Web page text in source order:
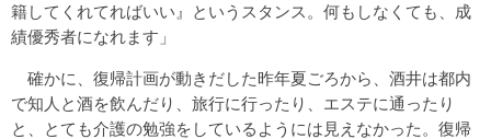
籍してくれてればいい』というスタンス。何もしなくても、成
績優秀者になれます」
確かに、復帰計画が動きだした昨年夏ごろから、酒井は都内
で知人と酒を飲んだり、旅行に行ったり、エステに通ったり
と、とても介護の勉強をしているようには見えなかった。復帰